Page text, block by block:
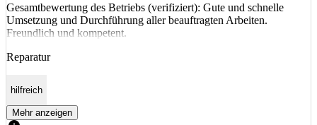
Gesamtbewertung des Betriebs (verifiziert): Gute und schnelle
Umsetzung und Durchführung aller beauftragten Arbeiten.
Freundlich und kompetent.
Reparatur
hilfreich
Mehr anzeigen